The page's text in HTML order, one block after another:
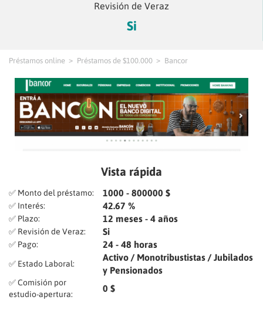
Revisión de Veraz
Si
Préstamos online Préstamos de $100.000 Bancor
Vista rápida
✅ Monto del préstamo: 1000 - 800000 $
✅ Interés: 42.67 %
✅ Plazo: 12 meses - 4 años
✅ Revisión de Veraz: Si
✅ Pago: 24 - 48 horas
✅ Estado Laboral:
Activo / Monotribustistas / Jubilados
y Pensionados
✅ Comisión por
estudio-apertura:
0 $